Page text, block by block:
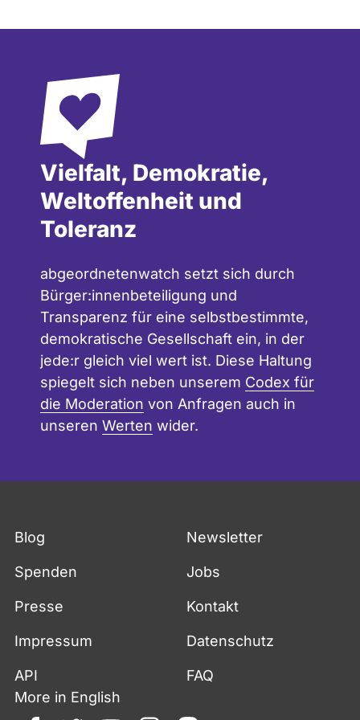
Vielfalt, Demokratie,
Weltoffenheit und
Toleranz
abgeordnetenwatch setzt sich durch
Bürger:innenbeteiligung und
Transparenz für eine selbstbestimmte,
demokratische Gesellschaft ein, in der
jede:r gleich viel wert ist. Diese Haltung
spiegelt sich neben unserem Codex für
die Moderation von Anfragen auch in
unseren Werten wider.
Blog Newsletter
Spenden Jobs
Presse Kontakt
Impressum Datenschutz
API
FAQ
More in English